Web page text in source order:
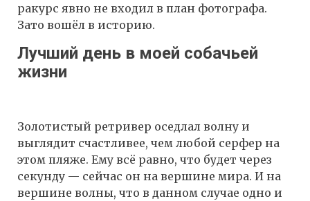
ракурс явно не входил в план фотографа.
Зато вошёл в историю.
Лучший день в моей собачьей
жизни
Золотистый ретривер оседлал волну и
выглядит счастливее, чем любой серфер на
этом пляже. Ему всё равно, что будет через
секунду — сейчас он на вершине мира. И на
вершине волны, что в данном случае одно и